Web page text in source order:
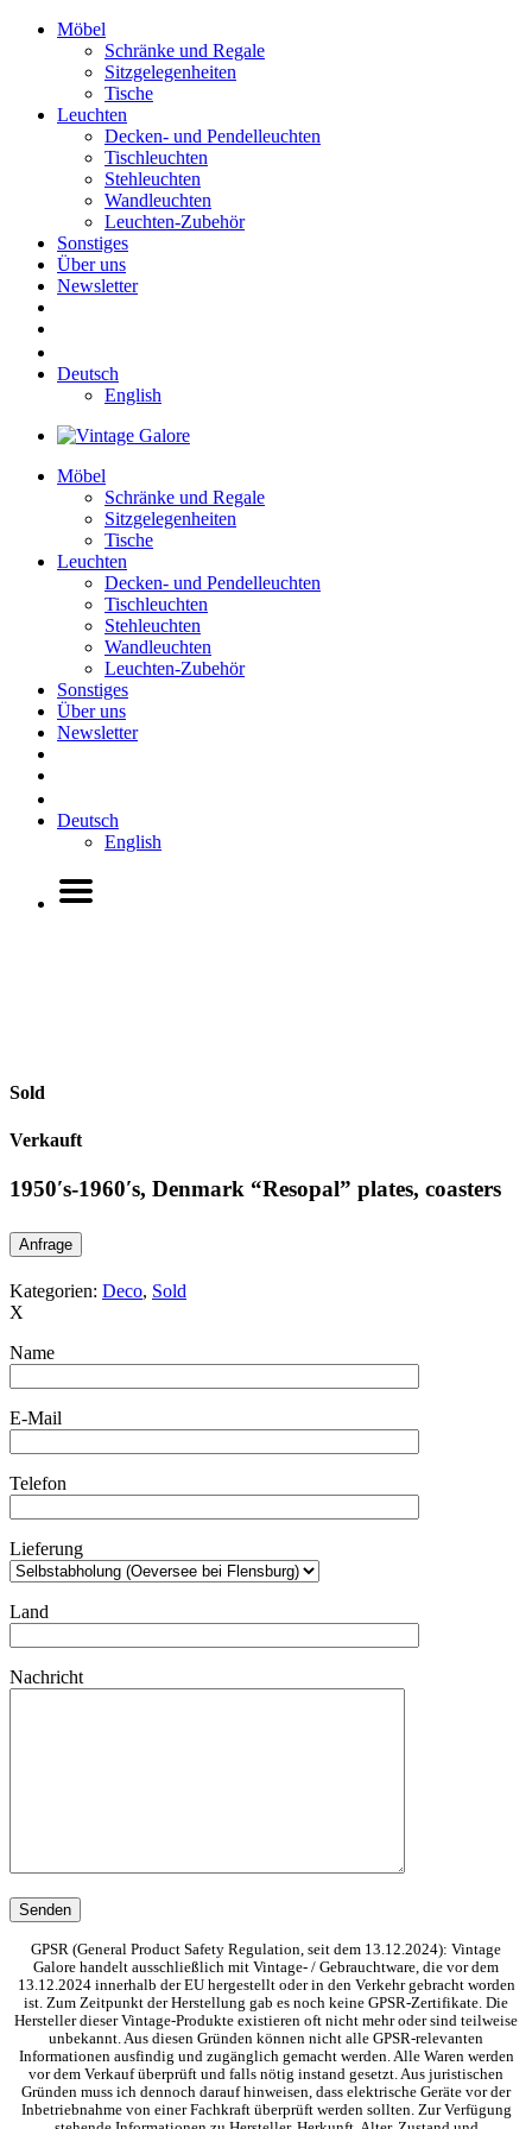
Möbel
Schränke und Regale
Sitzgelegenheiten
Tische
Leuchten
Decken- und Pendelleuchten
Tischleuchten
Stehleuchten
Wandleuchten
Leuchten-Zubehör
Sonstiges
Über uns
Newsletter
Deutsch
English
Möbel
Schränke und Regale
Sitzgelegenheiten
Tische
Leuchten
Decken- und Pendelleuchten
Tischleuchten
Stehleuchten
Wandleuchten
Leuchten-Zubehör
Sonstiges
Über uns
Newsletter
Deutsch
English
Sold
Verkauft
1950′s-1960′s, Denmark “Resopal” plates, coasters
Anfrage
Kategorien: Deco, Sold
X
Name
E-Mail
Telefon
Lieferung
Land
Nachricht
GPSR (General Product Safety Regulation, seit dem 13.12.2024): Vintage
Galore handelt ausschließlich mit Vintage- / Gebrauchtware, die vor dem
13.12.2024 innerhalb der EU hergestellt oder in den Verkehr gebracht worden
ist. Zum Zeitpunkt der Herstellung gab es noch keine GPSR-Zertifikate. Die
Hersteller dieser Vintage-Produkte existieren oft nicht mehr oder sind teilweise
unbekannt. Aus diesen Gründen können nicht alle GPSR-relevanten
Informationen ausfindig und zugänglich gemacht werden. Alle Waren werden
vor dem Verkauf überprüft und falls nötig instand gesetzt. Aus juristischen
Gründen muss ich dennoch darauf hinweisen, dass elektrische Geräte vor der
Inbetriebnahme von einer Fachkraft überprüft werden sollten. Zur Verfügung